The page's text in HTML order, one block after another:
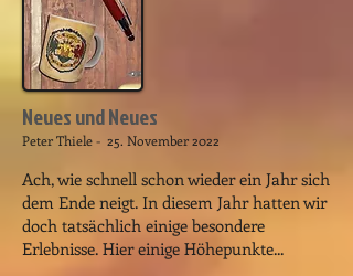
Neues und Neues
Peter Thiele - 25. November 2022
Ach, wie schnell schon wieder ein Jahr sich
dem Ende neigt. In diesem Jahr hatten wir
doch tatsächlich einige besondere
Erlebnisse. Hier einige Höhepunkte...